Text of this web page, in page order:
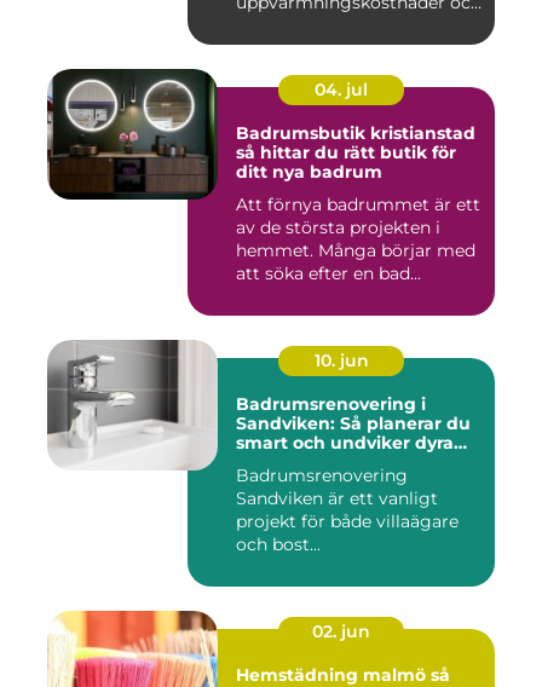
04. jul
Badrumsbutik kristianstad
så hittar du rätt butik för
ditt nya badrum
Att förnya badrummet är ett
av de största projekten i
hemmet. Många börjar med
att söka efter en bad...
10. jun
Badrumsrenovering i
Sandviken: Så planerar du
smart och undviker dyra
Badrumsrenovering
Sandviken är ett vanligt
projekt för både villaägare
och bost...
02. jun
Hemstädning malmö så